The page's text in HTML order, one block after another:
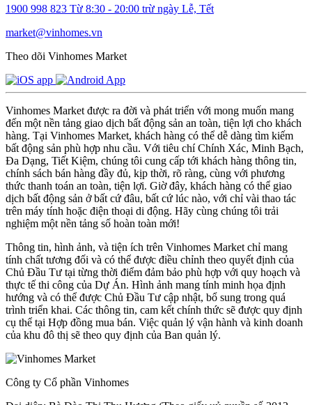
1900 998 823 Từ 8:30 - 20:00 trừ ngày Lễ, Tết
market@vinhomes.vn
Theo dõi Vinhomes Market
Vinhomes Market được ra đời và phát triển với mong muốn mang
đến một nền tảng giao dịch bất động sản an toàn, tiện lợi cho khách
hàng. Tại Vinhomes Market, khách hàng có thể dễ dàng tìm kiếm
bất động sản phù hợp nhu cầu. Với tiêu chí Chính Xác, Minh Bạch,
Đa Dạng, Tiết Kiệm, chúng tôi cung cấp tới khách hàng thông tin,
chính sách bán hàng đầy đủ, kịp thời, rõ ràng, cùng với phương
thức thanh toán an toàn, tiện lợi. Giờ đây, khách hàng có thể giao
dịch bất động sản ở bất cứ đâu, bất cứ lúc nào, với chỉ vài thao tác
trên máy tính hoặc điện thoại di động. Hãy cùng chúng tôi trải
nghiệm một nền tảng số hoàn toàn mới!
Thông tin, hình ảnh, và tiện ích trên Vinhomes Market chỉ mang
tính chất tương đối và có thể được điều chỉnh theo quyết định của
Chủ Đầu Tư tại từng thời điểm đảm bảo phù hợp với quy hoạch và
thực tế thi công của Dự Án. Hình ảnh mang tính minh họa định
hướng và có thể được Chủ Đầu Tư cập nhật, bổ sung trong quá
trình triển khai. Các thông tin, cam kết chính thức sẽ được quy định
cụ thể tại Hợp đồng mua bán. Việc quản lý vận hành và kinh doanh
của khu đô thị sẽ theo quy định của Ban quản lý.
Công ty Cổ phần Vinhomes